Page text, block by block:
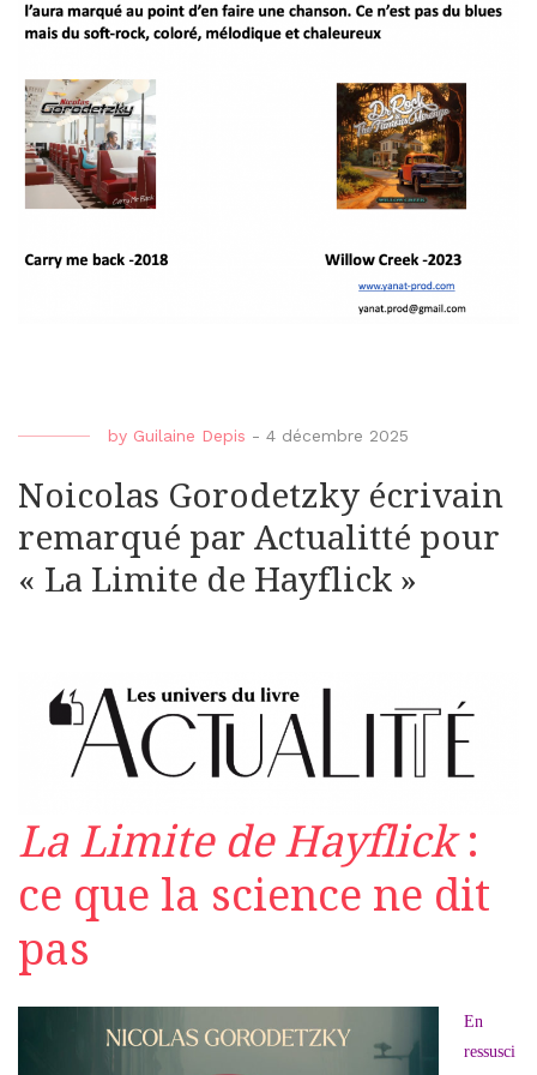
by Guilaine Depis - 4 décembre 2025
Noicolas Gorodetzky écrivain
remarqué par Actualitté pour
« La Limite de Hayflick »
La Limite de Hayflick:
ce que la science ne dit
pas
En
ressusci